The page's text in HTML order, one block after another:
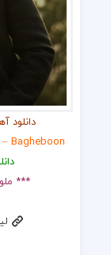
دانلود
Bagheboon
***